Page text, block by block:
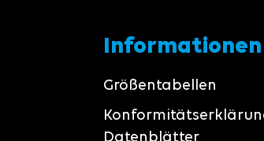
Informationen
Größentabellen
Datenblätter